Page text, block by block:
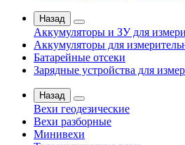
Назад
Аккумуляторы и ЗУ для
Аккумуляторы для
Батарейные отсеки
Зарядные устройства для
Назад
Вехи геодезические
Вехи разборные
Минивехи